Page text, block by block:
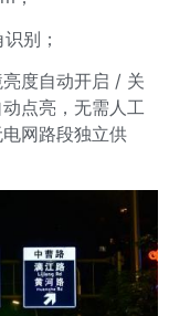
别；
度自动开启 / 关
点亮，无需人工
网路段独立供